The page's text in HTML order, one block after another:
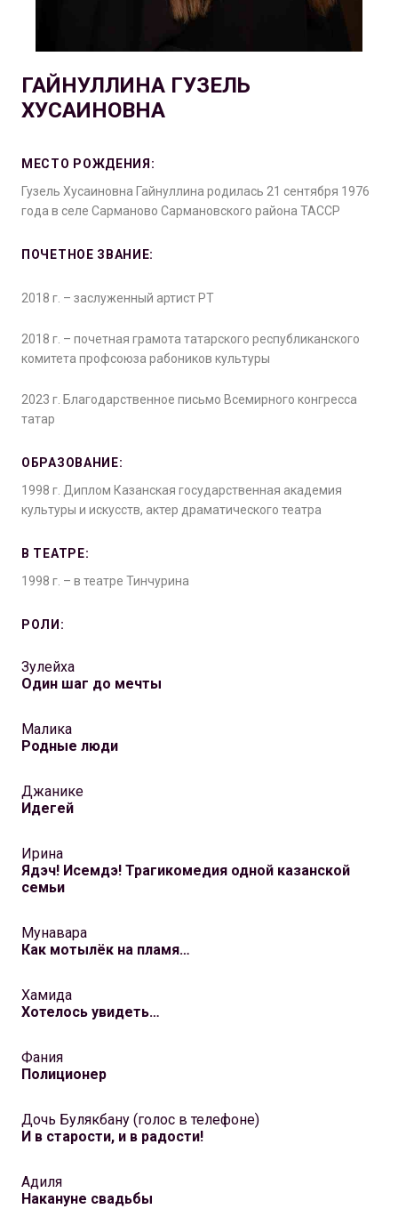
ГАЙНУЛЛИНА ГУЗЕЛЬ
ХУСАИНОВНА
МЕСТО РОЖДЕНИЯ:
Гузель Хусаиновна Гайнуллина родилась 21 сентября 1976
года в селе Сарманово Сармановского района ТАССР
ПОЧЕТНОЕ ЗВАНИЕ:
2018 г. – заслуженный артист РТ
2018 г. – почетная грамота татарского республиканского
комитета профсоюза рабоников культуры
2023 г. Благодарственное письмо Всемирного конгресса
татар
ОБРАЗОВАНИЕ:
1998 г. Диплом Казанская государственная академия
культуры и искусств, актер драматического театра
В ТЕАТРЕ:
1998 г. – в театре Тинчурина
РОЛИ:
Зулейха
Один шаг до мечты
Малика
Родные люди
Джанике
Идегей
Ирина
Ядэч! Исемдэ! Трагикомедия одной казанской
семьи
Мунавара
Как мотылёк на пламя…
Хамида
Хотелось увидеть…
Фания
Полиционер
Дочь Булякбану (голос в телефоне)
И в cтарости, и в радости!
Адиля
Накануне свадьбы